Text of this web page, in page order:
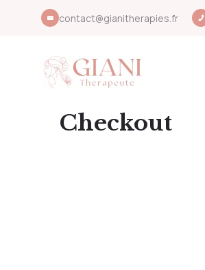
contact@gianitherapies.fr
Checkout